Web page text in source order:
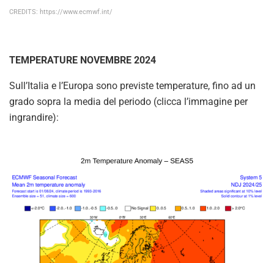
CREDITS: https://www.ecmwf.int/
TEMPERATURE NOVEMBRE 2024
Sull’Italia e l’Europa sono previste temperature, fino ad un
grado sopra la media del periodo (clicca l’immagine per
ingrandire):